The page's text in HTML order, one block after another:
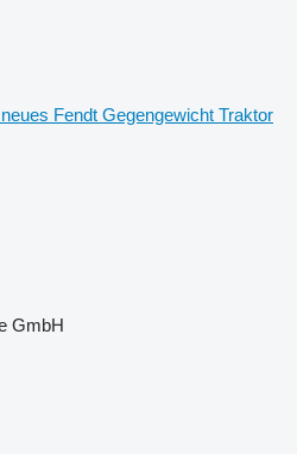
neues Fendt Gegengewicht Traktor
GmbH